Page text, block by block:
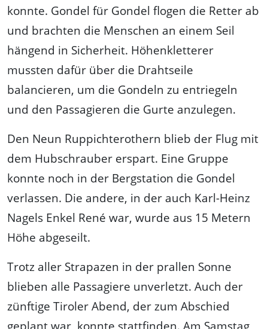
konnte. Gondel für Gondel flogen die Retter ab
und brachten die Menschen an einem Seil
hängend in Sicherheit. Höhenkletterer
mussten dafür über die Drahtseile
balancieren, um die Gondeln zu entriegeln
und den Passagieren die Gurte anzulegen.
Den Neun Ruppichterothern blieb der Flug mit
dem Hubschrauber erspart. Eine Gruppe
konnte noch in der Bergstation die Gondel
verlassen. Die andere, in der auch Karl-Heinz
Nagels Enkel René war, wurde aus 15 Metern
Höhe abgeseilt.
Trotz aller Strapazen in der prallen Sonne
blieben alle Passagiere unverletzt. Auch der
zünftige Tiroler Abend, der zum Abschied